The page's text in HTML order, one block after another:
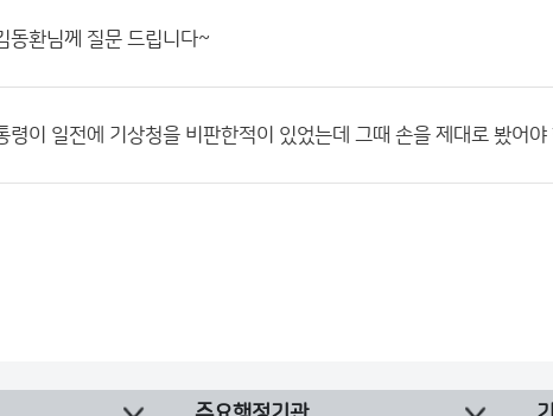
동환님께 질문 드립니다~
령이 일전에 기상청을 비판한적이 있었는데 그때 손을 제대로 봤어야